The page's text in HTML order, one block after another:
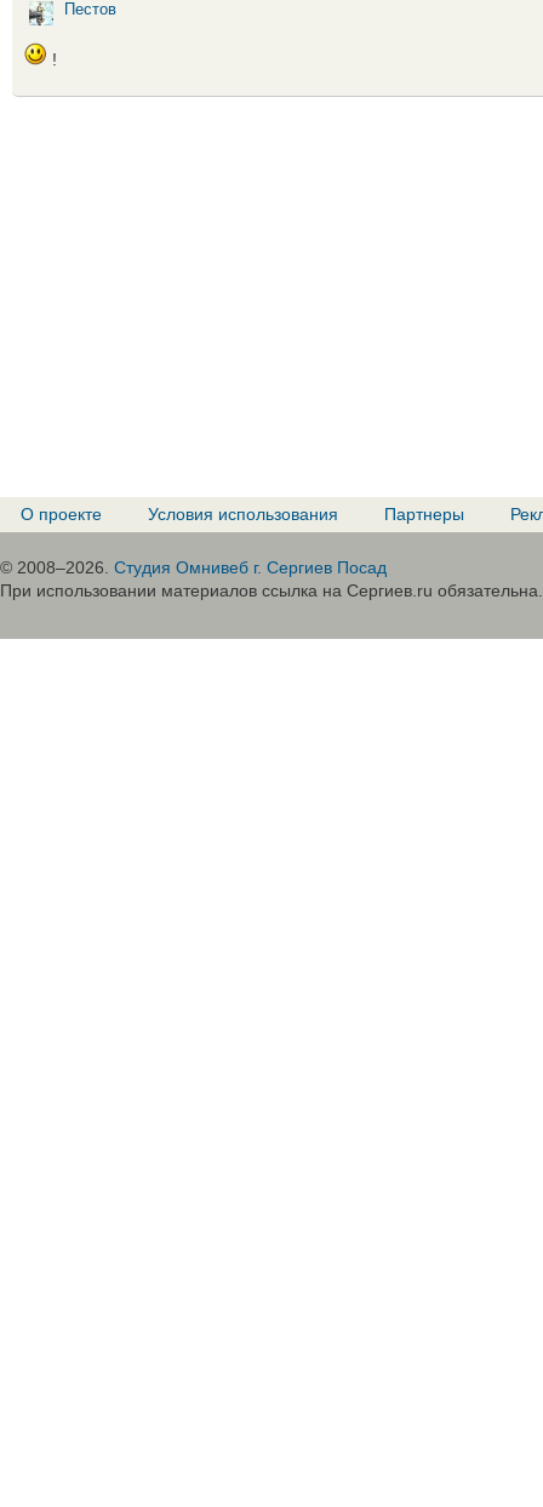
Пестов
!
О проекте Условия использования Партнеры
© 2008–2026. Студия Омнивеб г. Сергиев Посад
При использовании материалов ссылка на Сергиев.ru обязательна.